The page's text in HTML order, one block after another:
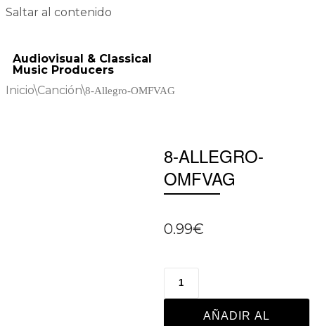
Saltar al contenido
Audiovisual & Classical
Music Producers
Inicio\Canción\8-Allegro-OMFVAG
8-ALLEGRO-
OMFVAG
0.99€
AÑADIR AL